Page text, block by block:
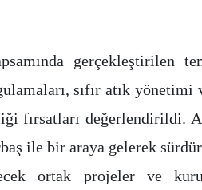
gerçekleştirilen
sıfır atık yönetimi
fırsatları değerlendirildi.
ile bir araya gelerek
ortak projeler ve